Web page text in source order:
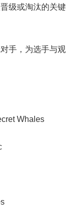
级或淘汰的关键
手，为选手与观
Whales